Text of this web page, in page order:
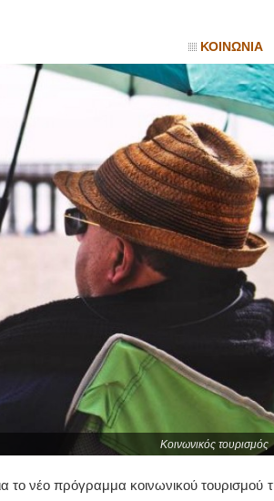
ΚΟΙΝΩΝΙΑ
Κοινωνικός τουρισμός
το νέο πρόγραμμα κοινωνικού τουρισμού